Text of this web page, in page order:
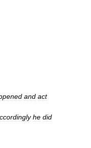
and act
he did